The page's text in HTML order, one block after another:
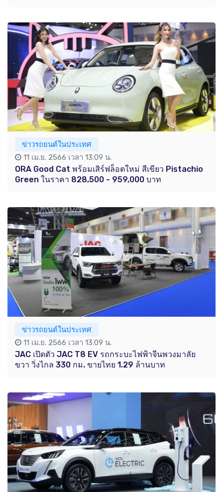
ข่าวรถยนต์ในประเทศ
11 เม.ย. 2566 เวลา 13:09 น.
ORA Good Cat พร้อมเสิร์ฟล็อตใหม่ สีเขียว Pistachio
Green ในราคา 828,500 - 959,000 บาท
ข่าวรถยนต์ในประเทศ
11 เม.ย. 2566 เวลา 13:09 น.
JAC เปิดตัว JAC T8 EV รถกระบะไฟฟ้าจีนพวงมาลัย
ขวา วิ่งไกล 330 กม. ขายไทย 1.29 ล้านบาท